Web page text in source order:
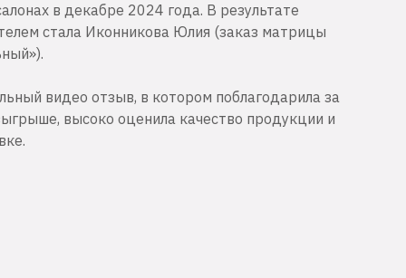
в декабре 2024 года. В результате
стала Иконникова Юлия (заказ матрицы
видео отзыв, в котором поблагодарила за
высоко оценила качество продукции и